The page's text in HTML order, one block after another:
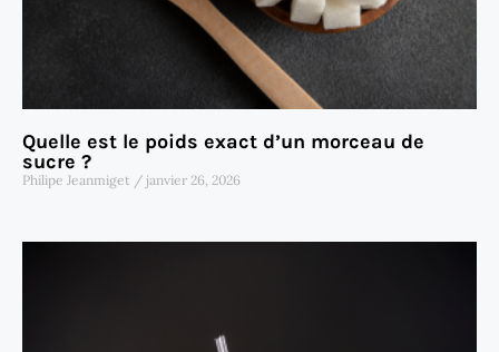
Quelle est le poids exact d’un morceau de
sucre ?
Philipe Jeanmiget janvier 26, 2026